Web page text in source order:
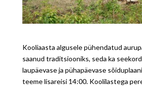
Kooliaasta algusele pühendatud
saanud traditsiooniks, seda ka
laupäevase ja pühapäevase
teeme lisareisi 14:00. Koolilastega